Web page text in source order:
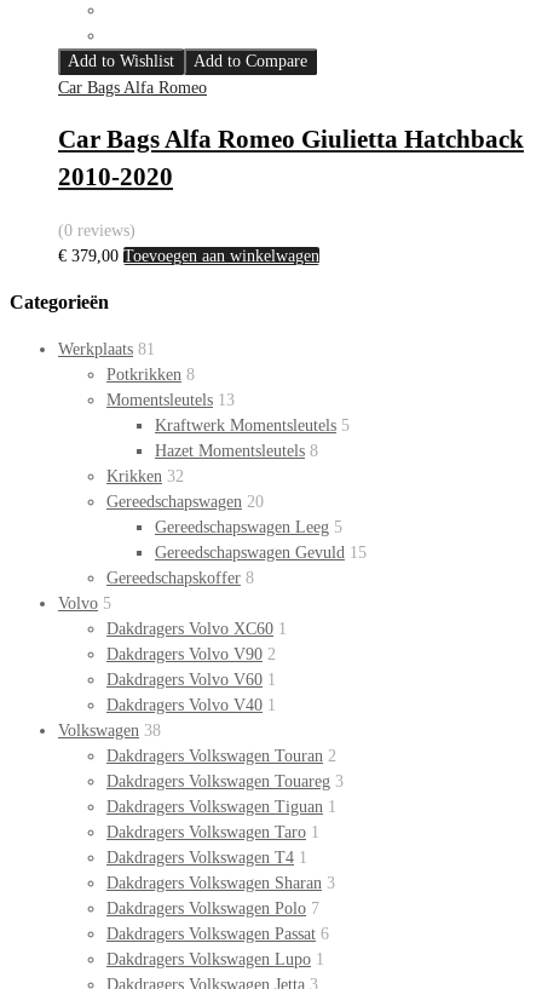
Add to Wishlist
Add to Compare
Car Bags Alfa Romeo
Car Bags Alfa Romeo Giulietta Hatchback
2010-2020
(0 reviews)
€ 379,00 Toevoegen aan winkelwagen
Categorieën
Werkplaats 81
Potkrikken 8
Momentsleutels 13
Kraftwerk Momentsleutels 5
Hazet Momentsleutels 8
Krikken 32
Gereedschapswagen 20
Gereedschapswagen Leeg 5
Gereedschapswagen Gevuld 15
Gereedschapskoffer 8
Volvo 5
Dakdragers Volvo XC60 1
Dakdragers Volvo V90 2
Dakdragers Volvo V60 1
Dakdragers Volvo V40 1
Volkswagen 38
Dakdragers Volkswagen Touran 2
Dakdragers Volkswagen Touareg 3
Dakdragers Volkswagen Tiguan 1
Dakdragers Volkswagen Taro 1
Dakdragers Volkswagen T4 1
Dakdragers Volkswagen Sharan 3
Dakdragers Volkswagen Polo 7
Dakdragers Volkswagen Passat 6
Dakdragers Volkswagen Lupo 1
Dakdragers Volkswagen Jetta 3